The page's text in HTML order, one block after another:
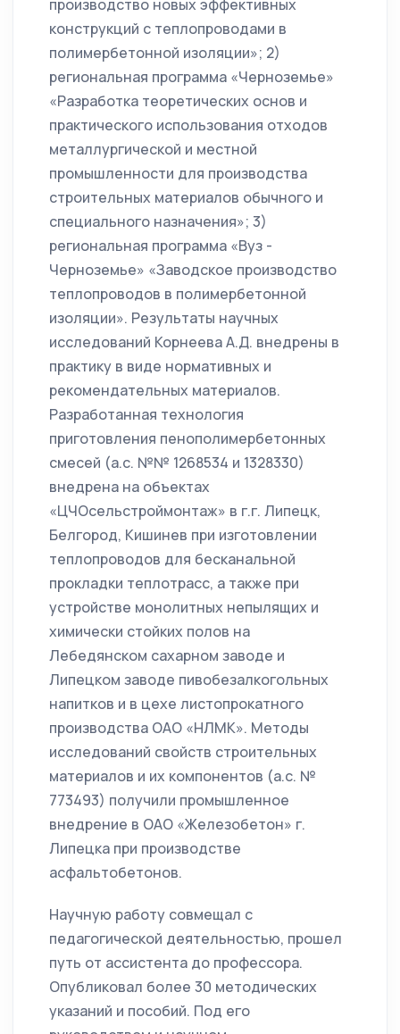
производство новых эффективных
конструкций с теплопроводами в
полимербетонной изоляции»; 2)
региональная программа «Черноземье»
«Разработка теоретических основ и
практического использования отходов
металлургической и местной
промышленности для производства
строительных материалов обычного и
специального назначения»; 3)
региональная программа «Вуз -
Черноземье» «Заводское производство
теплопроводов в полимербетонной
изоляции». Результаты научных
исследований Корнеева А.Д. внедрены в
практику в виде нормативных и
рекомендательных материалов.
Разработанная технология
приготовления пенополимербетонных
смесей (а.с. №№ 1268534 и 1328330)
внедрена на объектах
«ЦЧОсельстроймонтаж» в г.г. Липецк,
Белгород, Кишинев при изготовлении
теплопроводов для бесканальной
прокладки теплотрасс, а также при
устройстве монолитных непылящих и
химически стойких полов на
Лебедянском сахарном заводе и
Липецком заводе пивобезалкогольных
напитков и в цехе листопрокатного
производства ОАО «НЛМК». Методы
исследований свойств строительных
материалов и их компонентов (а.с. №
773493) получили промышленное
внедрение в ОАО «Железобетон» г.
Липецка при производстве
асфальтобетонов.
Научную работу совмещал с
педагогической деятельностью, прошел
путь от ассистента до профессора.
Опубликовал более 30 методических
указаний и пособий. Под его